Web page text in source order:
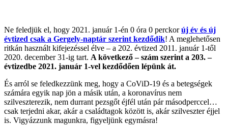
Ne feledjük el, hogy 2021. január 1-én 0 óra 0 perckorúj év és új
évtized csak a Gergely-naptár szerint kezdődik! A meglehetősen
ritkán használt kifejezéssel élve – a 202. évtized 2011. január 1-től
2020. december 31-ig tart. A következő – szám szerint a 203. –
évtizedbe 2021. január 1-vel kezdődően lépünk át.
És arról se feledkezzünk meg, hogy a CoViD-19 és a betegségek
számára egyik nap jön a másik után, a koronavírus nem
szilveszterezik, nem durrant pezsgőt éjfél után pár másodperccel…
csak terjedni akar, akár a családtagok között is, akár szilveszter éjjel
is. Vigyázzunk magunkra, figyeljünk egymásra!